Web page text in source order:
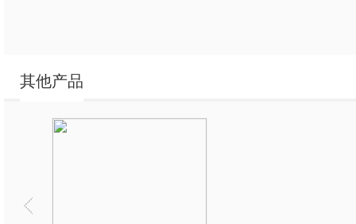
其他产品